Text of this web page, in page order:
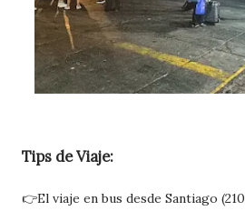
Tips de Viaje:
👉El viaje en bus desde Santiago